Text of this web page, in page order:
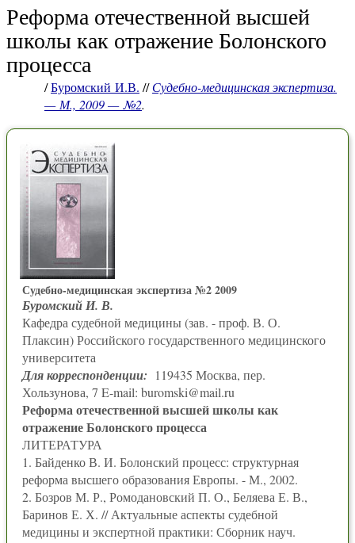
Реформа отечественной высшей
школы как отражение Болонского
процесса
/Буромский И.В. //Судебно-медицинская экспертиза.
— М., 2009 — №2.
Судебно-медицинская экспертиза №2 2009
Буромский И. В.
Кафедра судебной медицины (зав. - проф. В. О.
Плаксин) Российского государственного медицинского
университета
Для корреспонденции: 119435 Москва, пер.
Хользунова, 7 E-mail: buromski@mail.ru
Реформа отечественной высшей школы как
отражение Болонского процесса
ЛИТЕРАТУРА
1. Байденко В. И. Болонский процесс: структурная
реформа высшего образования Европы. - М., 2002.
2. Бозров М. Р., Ромодановский П. О., Беляева Е. В.,
Баринов Е. Х. // Актуальные аспекты судебной
медицины и экспертной практики: Сборник науч.